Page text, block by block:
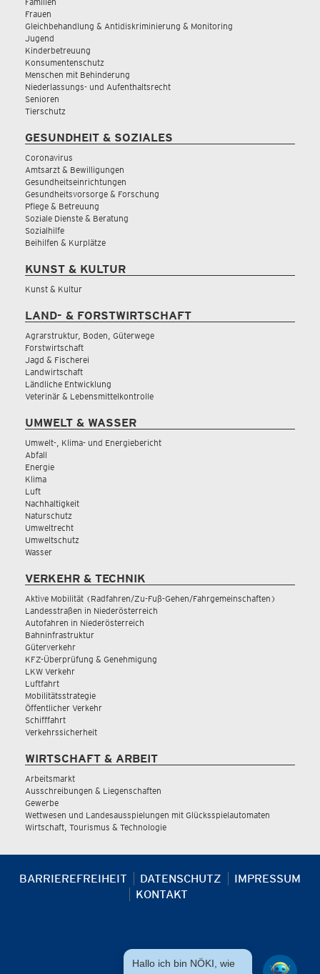
Frauen
Gleichbehandlung & Antidiskriminierung & Monitoring
Jugend
Kinderbetreuung
Konsumentenschutz
Menschen mit Behinderung
Niederlassungs- und Aufenthaltsrecht
Senioren
Tierschutz
GESUNDHEIT & SOZIALES
Coronavirus
Amtsarzt & Bewilligungen
Gesundheitseinrichtungen
Gesundheitsvorsorge & Forschung
Pflege & Betreuung
Soziale Dienste & Beratung
Sozialhilfe
Beihilfen & Kurplätze
KUNST & KULTUR
Kunst & Kultur
LAND- & FORSTWIRTSCHAFT
Agrarstruktur, Boden, Güterwege
Forstwirtschaft
Jagd & Fischerei
Landwirtschaft
Ländliche Entwicklung
Veterinär & Lebensmittelkontrolle
UMWELT & WASSER
Umwelt-, Klima- und Energiebericht
Abfall
Energie
Klima
Luft
Nachhaltigkeit
Naturschutz
Umweltrecht
Umweltschutz
Wasser
VERKEHR & TECHNIK
Aktive Mobilität (Radfahren/Zu-Fuß-Gehen/Fahrgemeinschaften)
Landesstraßen in Niederösterreich
Autofahren in Niederösterreich
Bahninfrastruktur
Güterverkehr
KFZ-Überprüfung & Genehmigung
LKW Verkehr
Luftfahrt
Mobilitätsstrategie
Öffentlicher Verkehr
Schifffahrt
Verkehrssicherheit
WIRTSCHAFT & ARBEIT
Arbeitsmarkt
Ausschreibungen & Liegenschaften
Gewerbe
Wettwesen und Landesausspielungen mit Glücksspielautomaten
Wirtschaft, Tourismus & Technologie
BARRIEREFREIHEIT DATENSCHUTZ
IMPRESSUM
KONTAKT
Hallo ich bin NÖKI, wie